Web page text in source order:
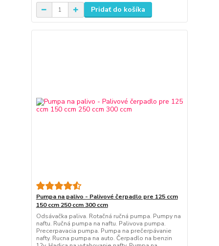
Pridať do košíka
Pumpa na palivo - Palivové čerpadlo pre 125 ccm
150 ccm 250 ccm 300 ccm
Odsávačka paliva. Rotačná ručná pumpa. Pumpy na
naftu. Ručná pumpa na naftu. Palivova pumpa.
Precerpavacia pumpa. Pumpa na prečerpávanie
nafty. Rucna pumpa na auto. Čerpadlo na benzin